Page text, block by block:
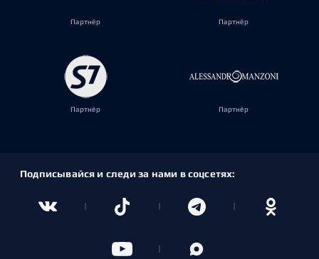
Партнёр Партнёр
Партнёр Партнёр
Подписывайся и следи за нами в соцсетях: